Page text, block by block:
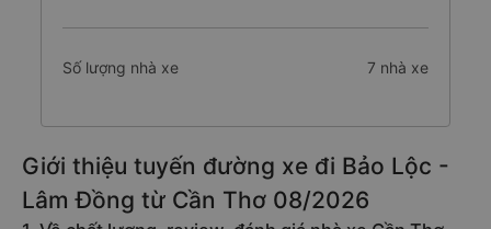
Số lượng nhà xe 7 nhà xe
Giới thiệu tuyến đường xe đi Bảo Lộc -
Lâm Đồng từ Cần Thơ 08/2026